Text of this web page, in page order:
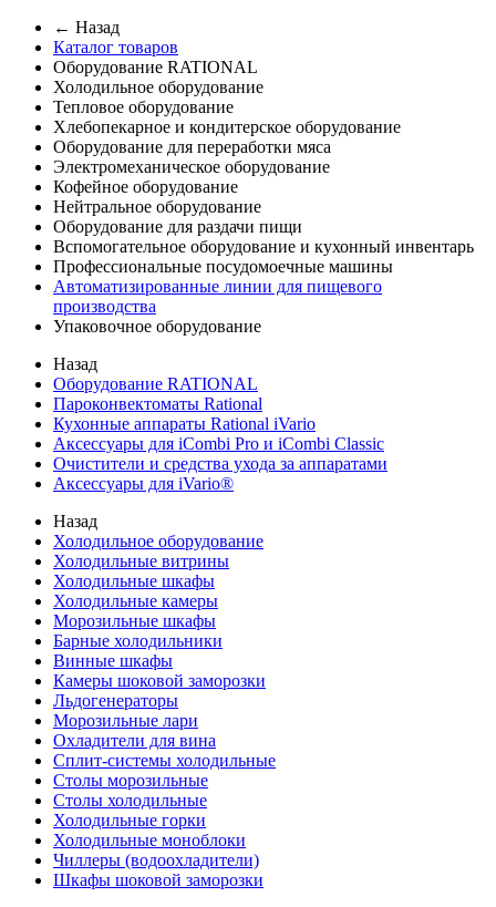
← Назад
Каталог товаров
Оборудование RATIONAL
Холодильное оборудование
Тепловое оборудование
Хлебопекарное и кондитерское оборудование
Оборудование для переработки мяса
Электромеханическое оборудование
Кофейное оборудование
Нейтральное оборудование
Оборудование для раздачи пищи
Вспомогательное оборудование и кухонный инвентарь
Профессиональные посудомоечные машины
Автоматизированные линии для пищевого
производства
Упаковочное оборудование
Назад
Оборудование RATIONAL
Пароконвектоматы Rational
Кухонные аппараты Rational iVario
Аксессуары для iCombi Pro и iCombi Classic
Очистители и средства ухода за аппаратами
Аксессуары для iVario®
Назад
Холодильное оборудование
Холодильные витрины
Холодильные шкафы
Холодильные камеры
Морозильные шкафы
Барные холодильники
Винные шкафы
Камеры шоковой заморозки
Льдогенераторы
Морозильные лари
Охладители для вина
Сплит-системы холодильные
Столы морозильные
Столы холодильные
Холодильные горки
Холодильные моноблоки
Чиллеры (водоохладители)
Шкафы шоковой заморозки